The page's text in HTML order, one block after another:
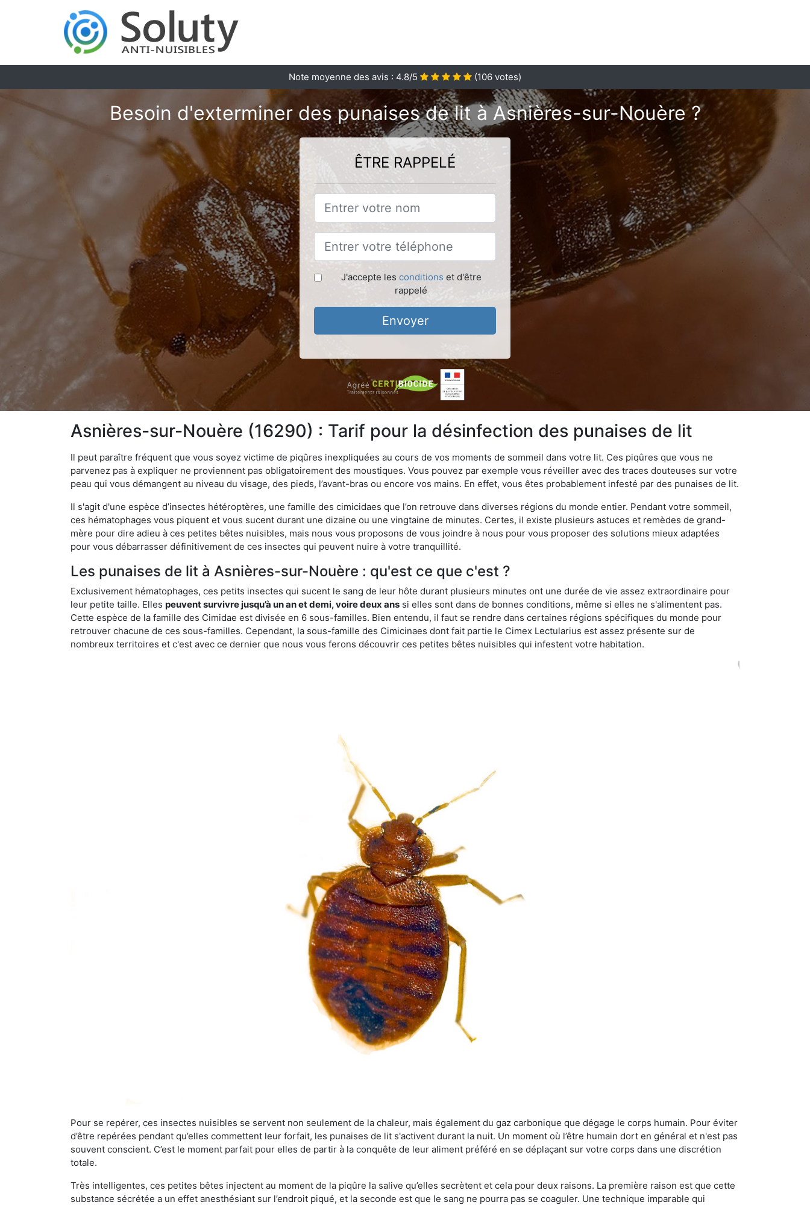
Note moyenne des avis : 4.8/5 (106 votes)
Besoin d'exterminer des punaises de lit à Asnières-sur-Nouère ?
ÊTRE RAPPELÉ
J'accepte les conditions et d'être
rappelé
Envoyer
Asnières-sur-Nouère (16290) : Tarif pour la désinfection des punaises de lit
Il peut paraître fréquent que vous soyez victime de piqûres inexpliquées au cours de vos moments de sommeil dans votre lit. Ces piqûres que vous ne
parvenez pas à expliquer ne proviennent pas obligatoirement des moustiques. Vous pouvez par exemple vous réveiller avec des traces douteuses sur votre
peau qui vous démangent au niveau du visage, des pieds, l’avant-bras ou encore vos mains. En effet, vous êtes probablement infesté par des punaises de lit.
Il s'agit d'une espèce d’insectes hétéroptères, une famille des cimicidaes que l’on retrouve dans diverses régions du monde entier. Pendant votre sommeil,
ces hématophages vous piquent et vous sucent durant une dizaine ou une vingtaine de minutes. Certes, il existe plusieurs astuces et remèdes de grand-
mère pour dire adieu à ces petites bêtes nuisibles, mais nous vous proposons de vous joindre à nous pour vous proposer des solutions mieux adaptées
pour vous débarrasser définitivement de ces insectes qui peuvent nuire à votre tranquillité.
Les punaises de lit à Asnières-sur-Nouère : qu'est ce que c'est ?
Exclusivement hématophages, ces petits insectes qui sucent le sang de leur hôte durant plusieurs minutes ont une durée de vie assez extraordinaire pour
leur petite taille. Elles peuvent survivre jusqu’à un an et demi, voire deux ans si elles sont dans de bonnes conditions, même si elles ne s'alimentent pas.
Cette espèce de la famille des Cimidae est divisée en 6 sous-familles. Bien entendu, il faut se rendre dans certaines régions spécifiques du monde pour
retrouver chacune de ces sous-familles. Cependant, la sous-famille des Cimicinaes dont fait partie le Cimex Lectularius est assez présente sur de
nombreux territoires et c'est avec ce dernier que nous vous ferons découvrir ces petites bêtes nuisibles qui infestent votre habitation.
Pour se repérer, ces insectes nuisibles se servent non seulement de la chaleur, mais également du gaz carbonique que dégage le corps humain. Pour éviter
d’être repérées pendant qu’elles commettent leur forfait, les punaises de lit s'activent durant la nuit. Un moment où l’être humain dort en général et n'est pas
souvent conscient. C’est le moment parfait pour elles de partir à la conquête de leur aliment préféré en se déplaçant sur votre corps dans une discrétion
totale.
Très intelligentes, ces petites bêtes injectent au moment de la piqûre la salive qu’elles secrètent et cela pour deux raisons. La première raison est que cette
substance sécrétée a un effet anesthésiant sur l’endroit piqué, et la seconde est que le sang ne pourra pas se coaguler. Une technique imparable qui